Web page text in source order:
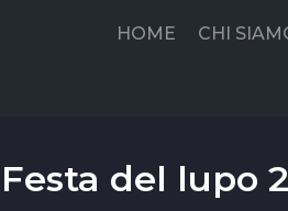
HOME CHI
Festa del lupo